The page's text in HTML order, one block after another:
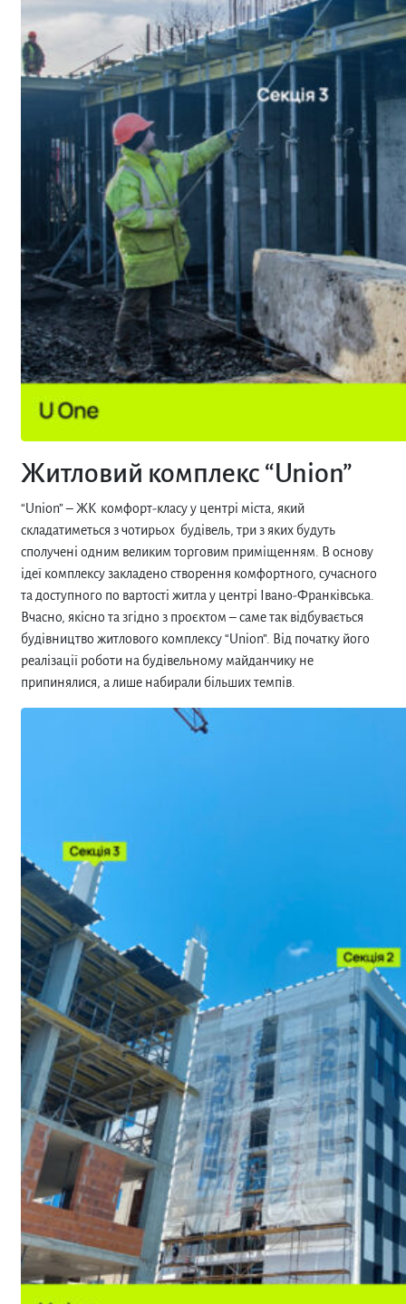
Житловий комплекс “Union”
“Union”–ЖК комфорт-класу у центрі міста, який
складатиметься з чотирьох будівель, три з яких будуть
сполучені одним великим торговим приміщенням. В основу
ідеї комплексу закладено створення комфортного, сучасного
та доступного по вартості житла у центрі Івано-Франківська.
Вчасно, якісно та згідно з проєктом – саме так відбувається
будівництво житлового комплексу “Union”. Від початку його
реалізації роботи на будівельному майданчику не
припинялися, а лише набирали більших темпів.